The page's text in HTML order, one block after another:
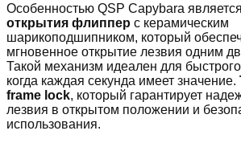
Особенностью QSP Capybara является
открытия флиппер с керамическим
шарикоподшипником, который
мгновенное открытие лезвия одним
Такой механизм идеален для
когда каждая секунда имеет значение.
frame lock, который гарантирует
лезвия в открытом положении и
использования.